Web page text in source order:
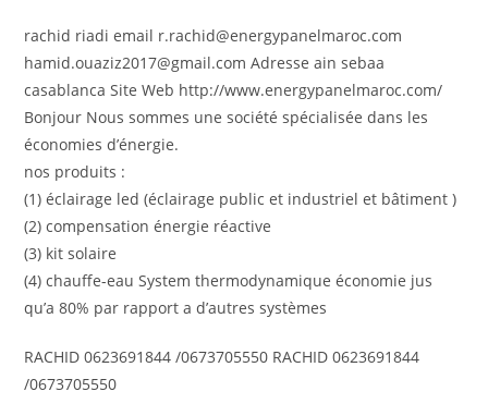
rachid riadi email r.rachid@energypanelmaroc.com
hamid.ouaziz2017@gmail.com Adresse ain sebaa
casablanca Site Web http://www.energypanelmaroc.com/
Bonjour Nous sommes une société spécialisée dans les
économies d’énergie.
nos produits :
(1) éclairage led (éclairage public et industriel et bâtiment )
(2) compensation énergie réactive
(3) kit solaire
(4) chauffe-eau System thermodynamique économie jus
qu’a 80% par rapport a d’autres systèmes
RACHID 0623691844 /0673705550 RACHID 0623691844
/0673705550